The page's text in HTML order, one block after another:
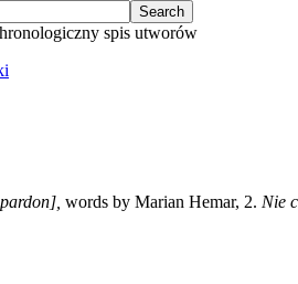
spis utworów
words by Marian Hemar, 2. Nie